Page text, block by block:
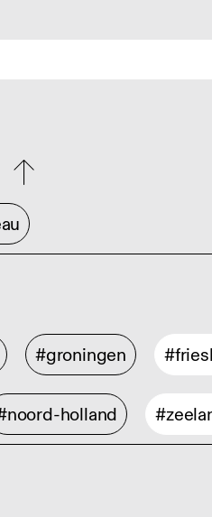
#groningen
holland